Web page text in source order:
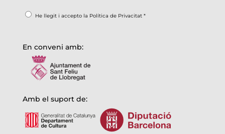
He llegit i accepto la Política de Privacitat*
En conveni amb:
Amb el suport de: